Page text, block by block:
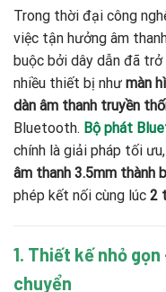
Trong thời đại công
việc tận hưởng âm
buộc bởi dây dẫn đã
nhiều thiết bị như màn
dàn âm thanh truyền
Bluetooth. Bộ phát
chính là giải pháp tối
âm thanh 3.5mm thành
phép kết nối cùng lúc 2
1. Thiết kế nhỏ
chuyển